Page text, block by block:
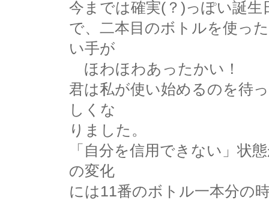
今までは確実(？)っぽい誕
で、二本目のボトルを使っ
い手が
ほわほわあったかい！
君は私が使い始めるのを待
しくな
りました。
「自分を信用できない」状
の変化
には11番のボトル一本分の